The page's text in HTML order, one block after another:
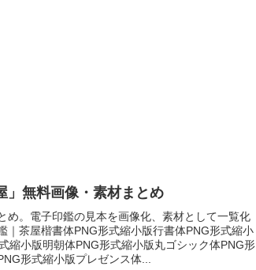
」無料画像・素材まとめ
め。電子印鑑の見本を画像化、素材として一覧化
｜茶屋楷書体PNG形式縮小版行書体PNG形式縮小
縮小版明朝体PNG形式縮小版丸ゴシック体PNG形
形式縮小版プレゼンス体...